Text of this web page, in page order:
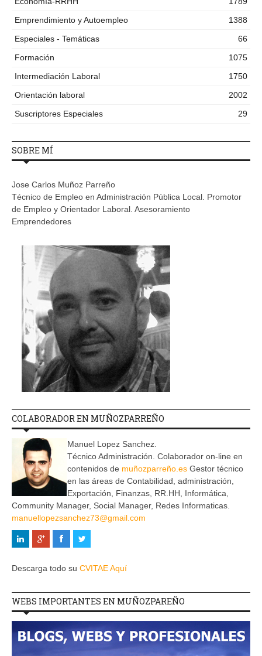
Emprendimiento y Autoempleo
1388
Especiales - Temáticas
66
Formación
1075
Intermediación Laboral
1750
Orientación laboral
2002
Suscriptores Especiales
29
SOBRE MÍ
Jose Carlos Muñoz Parreño
Técnico de Empleo en Administración Pública Local. Promotor
de Empleo y Orientador Laboral. Asesoramiento
Emprendedores
COLABORADOR EN MUÑOZPARREÑO
Manuel Lopez Sanchez.
Técnico Administración. Colaborador on-line en
contenidos de muñozparreño.es Gestor técnico
en las áreas de Contabilidad, administración,
Exportación, Finanzas, RR.HH, Informática,
Community Manager, Social Manager, Redes Informaticas.
manuellopezsanchez73@gmail.com
Descarga todo su CVITAE Aquí
WEBS IMPORTANTES EN MUÑOZPAREÑO